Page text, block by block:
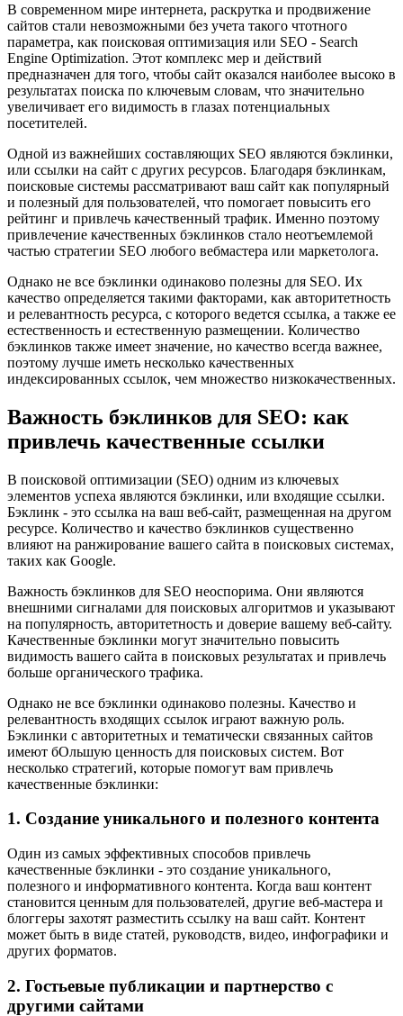
В современном мире интернета, раскрутка и продвижение
сайтов стали невозможными без учета такого чтотного
параметра, как поисковая оптимизация или SEO - Search
Engine Optimization. Этот комплекс мер и действий
предназначен для того, чтобы сайт оказался наиболее высоко в
результатах поиска по ключевым словам, что значительно
увеличивает его видимость в глазах потенциальных
посетителей.
Одной из важнейших составляющих SEO являются бэклинки,
или ссылки на сайт с других ресурсов. Благодаря бэклинкам,
поисковые системы рассматривают ваш сайт как популярный
и полезный для пользователей, что помогает повысить его
рейтинг и привлечь качественный трафик. Именно поэтому
привлечение качественных бэклинков стало неотъемлемой
частью стратегии SEO любого вебмастера или маркетолога.
Однако не все бэклинки одинаково полезны для SEO. Их
качество определяется такими факторами, как авторитетность
и релевантность ресурса, с которого ведется ссылка, а также ее
естественность и естественную размещении. Количество
бэклинков также имеет значение, но качество всегда важнее,
поэтому лучше иметь несколько качественных
индексированных ссылок, чем множество низкокачественных.
Важность бэклинков для SEO: как
привлечь качественные ссылки
В поисковой оптимизации (SEO) одним из ключевых
элементов успеха являются бэклинки, или входящие ссылки.
Бэклинк - это ссылка на ваш веб-сайт, размещенная на другом
ресурсе. Количество и качество бэклинков существенно
влияют на ранжирование вашего сайта в поисковых системах,
таких как Google.
Важность бэклинков для SEO неоспорима. Они являются
внешними сигналами для поисковых алгоритмов и указывают
на популярность, авторитетность и доверие вашему веб-сайту.
Качественные бэклинки могут значительно повысить
видимость вашего сайта в поисковых результатах и привлечь
больше органического трафика.
Однако не все бэклинки одинаково полезны. Качество и
релевантность входящих ссылок играют важную роль.
Бэклинки с авторитетных и тематически связанных сайтов
имеют бОльшую ценность для поисковых систем. Вот
несколько стратегий, которые помогут вам привлечь
качественные бэклинки:
1. Создание уникального и полезного контента
Один из самых эффективных способов привлечь
качественные бэклинки - это создание уникального,
полезного и информативного контента. Когда ваш контент
становится ценным для пользователей, другие веб-мастера и
блоггеры захотят разместить ссылку на ваш сайт. Контент
может быть в виде статей, руководств, видео, инфографики и
других форматов.
2. Гостьевые публикации и партнерство с
другими сайтами